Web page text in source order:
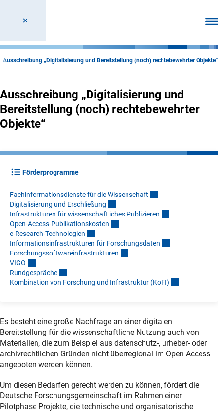
Ausschreibung „Digitalisierung und Bereitstellung (noch) rechtebewehrter Objekte“
Ausschreibung „Digitalisierung und
Bereitstellung (noch) rechtebewehrter
Objekte“
Förderprogramme
Fachinformationsdienste für die Wissenschaft
Digitalisierung und Erschließung
Infrastrukturen für wissenschaftliches Publizieren
Open-Access-Publikationskosten
e-Research-Technologien
Informationsinfrastrukturen für Forschungsdaten
Forschungssoftwareinfrastrukturen
VIGO
Rundgespräche
Kombination von Forschung und Infrastruktur (KoFI)
Es besteht eine große Nachfrage an einer digitalen
Bereitstellung für die wissenschaftliche Nutzung auch von
Materialien, die zum Beispiel aus datenschutz-, urheber- oder
archivrechtlichen Gründen nicht überregional im Open Access
angeboten werden können.
Um diesen Bedarfen gerecht werden zu können, fördert die
Deutsche Forschungsgemeinschaft im Rahmen einer
Pilotphase Projekte, die technische und organisatorische